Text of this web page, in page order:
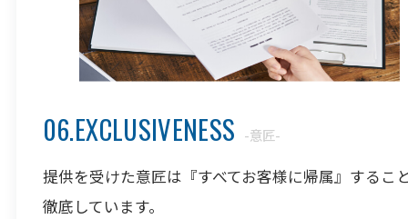
06.EXCLUSIVENESS -意匠-
提供を受けた意匠は『すべてお客様に帰属』するこ
徹底しています。